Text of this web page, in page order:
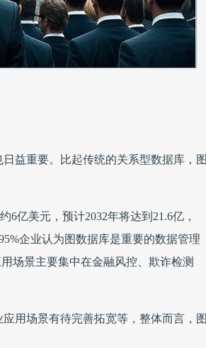
益重要。比起传统的关系型数据库，图
6亿美元，预计2032年将达到21.6亿，
企业认为图数据库是重要的数据管理
场景主要集中在金融风控、欺诈检测
用场景有待完善拓宽等，整体而言，图